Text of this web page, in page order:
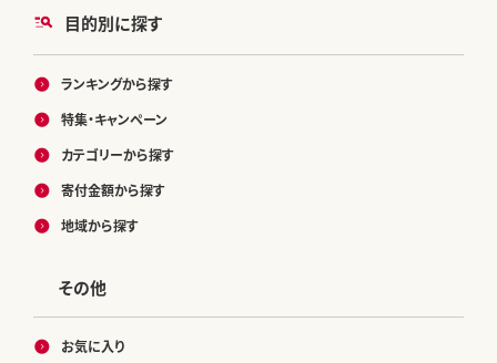
目的別に探す
ランキングから探す
特集・キャンペーン
カテゴリーから探す
寄付金額から探す
地域から探す
その他
お気に入り